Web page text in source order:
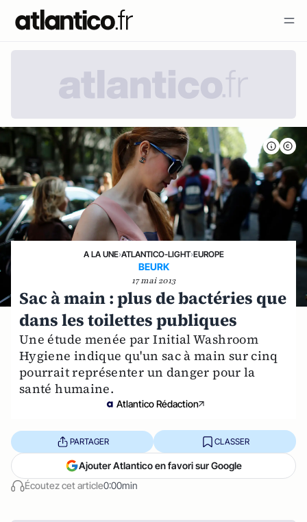
A LA UNE›ATLANTICO-LIGHT›EUROPE
BEURK
17 mai 2013
Sac à main : plus de bactéries que
dans les toilettes publiques
Une étude menée par Initial Washroom
Hygiene indique qu'un sac à main sur cinq
pourrait représenter un danger pour la
santé humaine.
Atlantico Rédaction
Écoutez cet article0:00min
PARTAGER CLASSER
Ajouter Atlantico en favori sur Google